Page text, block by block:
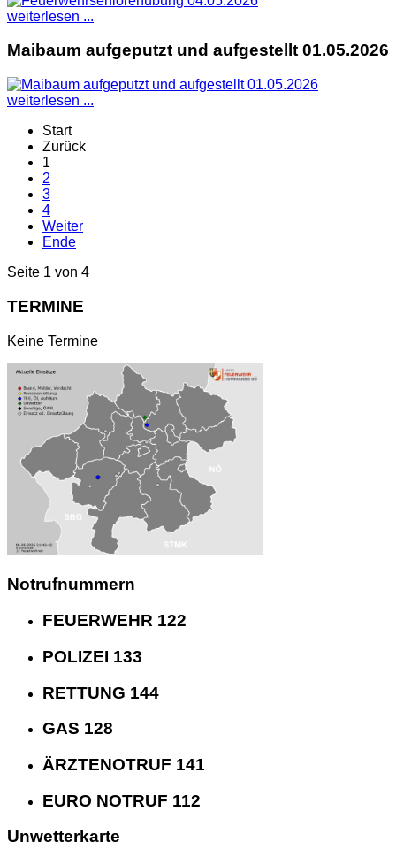
weiterlesen ...
Maibaum aufgeputzt und aufgestellt 01.05.2026
weiterlesen ...
Start
Zurück
1
2
3
4
Weiter
Ende
Seite 1 von 4
TERMINE
Keine Termine
Notrufnummern
FEUERWEHR 122
POLIZEI 133
RETTUNG 144
GAS 128
ÄRZTENOTRUF 141
EURO NOTRUF 112
Unwetterkarte